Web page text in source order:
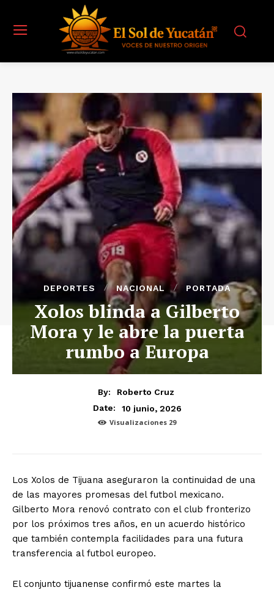
DEPORTES NACIONAL PORTADA
Xolos blinda a Gilberto
Mora y le abre la puerta
rumbo a Europa
By:
Roberto Cruz
Date:
10 junio, 2026
Visualizaciones 29
Los Xolos de Tijuana aseguraron la continuidad de una
de las mayores promesas del futbol mexicano.
Gilberto Mora renovó contrato con el club fronterizo
por los próximos tres años, en un acuerdo histórico
que también contempla facilidades para una futura
transferencia al futbol europeo.
El conjunto tijuanense confirmó este martes la